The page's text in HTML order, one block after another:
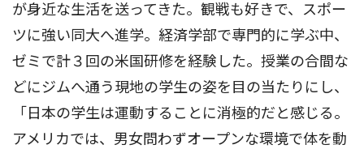
が身近な生活を送ってきた。観戦も好きで、スポー
ツに強い同大へ進学。経済学部で専門的に学ぶ中、
ゼミで計３回の米国研修を経験した。授業の合間な
どにジムへ通う現地の学生の姿を目の当たりにし、
「日本の学生は運動することに消極的だと感じる。
アメリカでは、男女問わずオープンな環境で体を動